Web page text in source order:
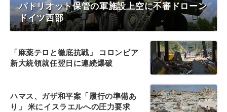
パトリオット保管の軍施設上空に不審ドローン
ドイツ西部
「麻薬テロと徹底抗戦」 コロンビア
新大統領就任翌日に連続爆破
ハマス、ガザ和平案「履行の準備あ
り」 米にイスラエルへの圧力要求